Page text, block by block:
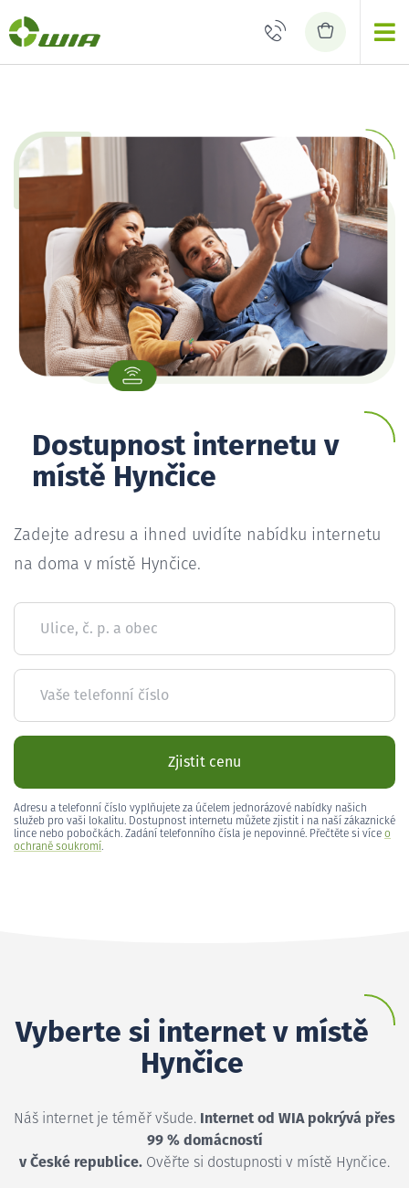
Dostupnost internetu v
místě Hynčice
Zadejte adresu a ihned uvidíte nabídku internetu
na doma v místě Hynčice.
Ulice, č. p. a obec
Vaše telefonní číslo
Zjistit cenu
Adresu a telefonní číslo vyplňujete za účelem jednorázové nabídky našich
služeb pro vaši lokalitu. Dostupnost internetu můžete zjistit i na naší zákaznické
lince nebo pobočkách. Zadání telefonního čísla je nepovinné. Přečtěte si více o
ochraně soukromí.
Vyberte si internet v místě
Hynčice
Náš internet je téměř všude. Internet od WIA pokrývá přes
99 % domácností
v České republice. Ověřte si dostupnosti v místě Hynčice.